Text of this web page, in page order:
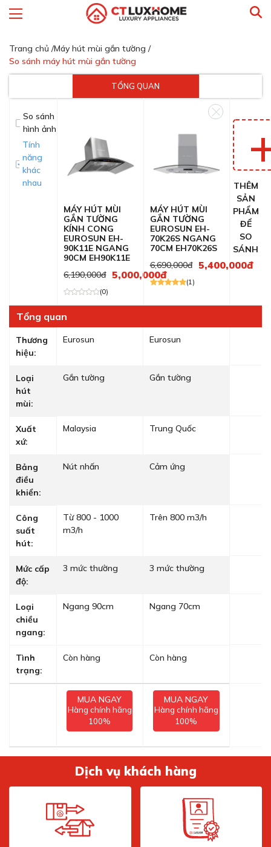
Trang chủ /Máy hút mùi gắn tường /
So sánh máy hút mùi gắn tường
TỔNG QUAN
So sánh
hình ảnh
Tính
năng
khác
nhau
MÁY HÚT MÙI
GẮN TƯỜNG
KÍNH CONG
EUROSUN EH-
90K11E NGANG
90CM EH90K11E
6,190,000đ 5,000,000đ
(0)
MÁY HÚT MÙI
GẮN TƯỜNG
EUROSUN EH-
70K26S NGANG
70CM EH70K26S
6,690,000đ 5,400,000đ
(1)
THÊM
SẢN
PHẨM
ĐỂ
SO
SÁNH
Tổng quan
Thương
hiệu:
Eurosun Eurosun
Loại
hút
mùi:
Gắn tường Gắn tường
Xuất
xứ:
Malaysia Trung Quốc
Bảng
điều
khiển:
Nút nhấn Cảm ứng
Công
suất
hút:
Từ 800 - 1000
m3/h
Trên 800 m3/h
Mức cấp
độ:
3 mức thường 3 mức thường
Loại
chiều
ngang:
Ngang 90cm Ngang 70cm
Tình
trạng:
Còn hàng Còn hàng
MUA NGAY
Hàng chính hãng
100%
MUA NGAY
Hàng chính hãng
100%
Dịch vụ khách hàng